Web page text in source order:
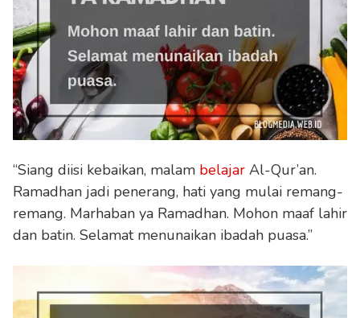
“Siang diisi kebaikan, malam belajar Al-Qur’an.
Ramadhan jadi penerang, hati yang mulai remang-
remang. Marhaban ya Ramadhan. Mohon maaf lahir
dan batin. Selamat menunaikan ibadah puasa.”